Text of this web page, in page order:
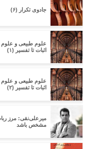
جادوی تکرار (۶)
علوم طبیعی و علوم
اثبات تا تفسیر (۱)
علوم طبیعی و علوم
اثبات تا تفسیر (۲)
میرعلی‌نقی: مرز
مشخص باشد